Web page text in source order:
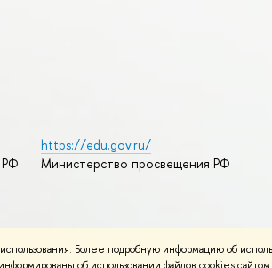
Более подробную информацию об
РФ
https://edu.gov.ru/
Министерство просвещения РФ